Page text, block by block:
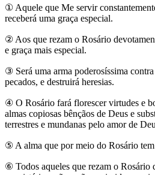
① Aquele que Me servir
receberá uma graça especial.
② Aos que rezam o Rosário
e graça mais especial.
③ Será uma arma poderosíssima
pecados, e destruirá heresias.
④ O Rosário fará florescer virtudes e
almas copiosas bênçãos de Deus e
terrestres e mundanas pelo amor de
⑤ A alma que por meio do Rosário
⑥ Todos aqueles que rezam o Rosário